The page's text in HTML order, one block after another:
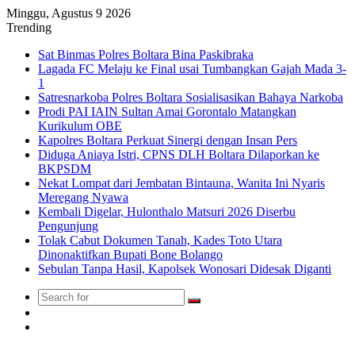
Minggu, Agustus 9 2026
Trending
Sat Binmas Polres Boltara Bina Paskibraka
Lagada FC Melaju ke Final usai Tumbangkan Gajah Mada 3-
1
Satresnarkoba Polres Boltara Sosialisasikan Bahaya Narkoba
Prodi PAI IAIN Sultan Amai Gorontalo Matangkan
Kurikulum OBE
Kapolres Boltara Perkuat Sinergi dengan Insan Pers
Diduga Aniaya Istri, CPNS DLH Boltara Dilaporkan ke
BKPSDM
Nekat Lompat dari Jembatan Bintauna, Wanita Ini Nyaris
Meregang Nyawa
Kembali Digelar, Hulonthalo Matsuri 2026 Diserbu
Pengunjung
Tolak Cabut Dokumen Tanah, Kades Toto Utara
Dinonaktifkan Bupati Bone Bolango
Sebulan Tanpa Hasil, Kapolsek Wonosari Didesak Diganti
Search